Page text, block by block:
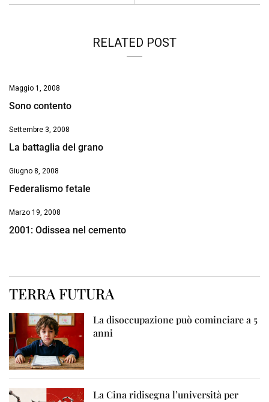
RELATED POST
Maggio 1, 2008
Sono contento
Settembre 3, 2008
La battaglia del grano
Giugno 8, 2008
Federalismo fetale
Marzo 19, 2008
2001: Odissea nel cemento
TERRA FUTURA
La disoccupazione può cominciare a 5
anni
La Cina ridisegna l’università per